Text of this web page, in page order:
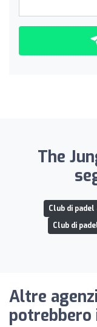
The
Club di
Club di
Altre